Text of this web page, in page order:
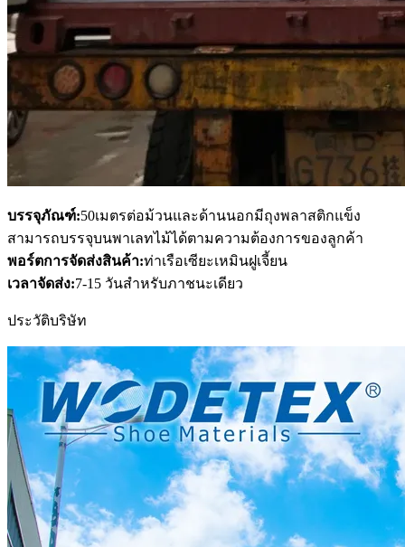
บรรจุภัณฑ์:50เมตรต่อม้วนและด้านนอกมีถุงพลาสติกแข็ง
สามารถบรรจุบนพาเลทไม้ได้ตามความต้องการของลูกค้า
พอร์ตการจัดส่งสินค้า:ท่าเรือเซียะเหมินฝูเจี้ยน
เวลาจัดส่ง:7-15 วันสำหรับภาชนะเดียว
ประวัติบริษัท